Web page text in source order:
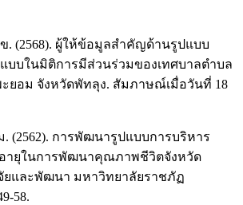
. (2568). ผู้ให้ข้อมูลสำคัญด้านรูปแบบ
แบบในมิติการมีส่วนร่วมของเทศบาลตำบล
ยอม จังหวัดพัทลุง. สัมภาษณ์เมื่อวันที่ 18
. (2562). การพัฒนารูปแบบการบริหาร
อายุในการพัฒนาคุณภาพชีวิตจังหวัด
จัยและพัฒนา มหาวิทยาลัยราชภัฏ
58.